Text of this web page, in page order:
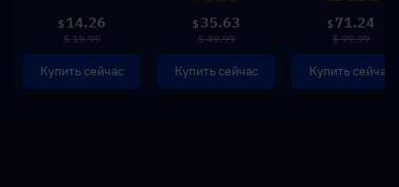
$ 14.26
$ 19.99
Купить сейчас
$ 35.63
$ 49.99
Купить сейчас
$ 71.24
$ 99.99
Купить сейчас